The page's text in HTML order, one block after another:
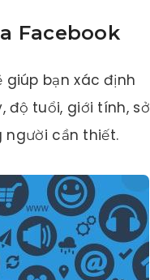
Facebook
bạn xác định
độ tuổi, giới tính, sở
người cần thiết.